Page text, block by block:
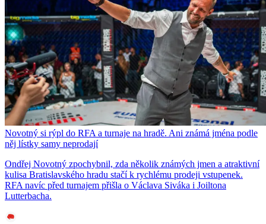
Novotný si rýpl do RFA a turnaje na hradě. Ani známá jména podle
něj lístky samy neprodají
Ondřej Novotný zpochybnil, zda několik známých jmen a atraktivní
kulisa Bratislavského hradu stačí k rychlému prodeji vstupenek.
RFA navíc před turnajem přišla o Václava Siváka i Joiltona
Lutterbacha.